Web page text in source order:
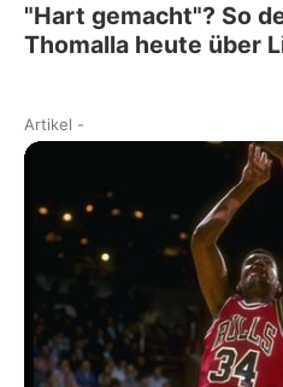
"Hart gemacht"? So
Thomalla heute über
Artikel -